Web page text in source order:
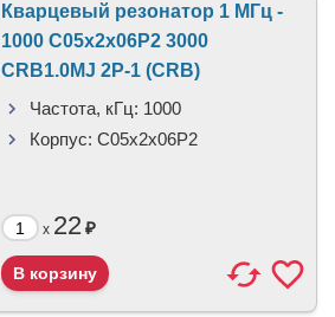
Кварцевый резонатор 1 МГц -
1000 C05x2x06P2 3000
CRB1.0MJ 2P-1 (CRB)
Частота, кГц: 1000
Корпус: C05x2x06P2
x 22₽